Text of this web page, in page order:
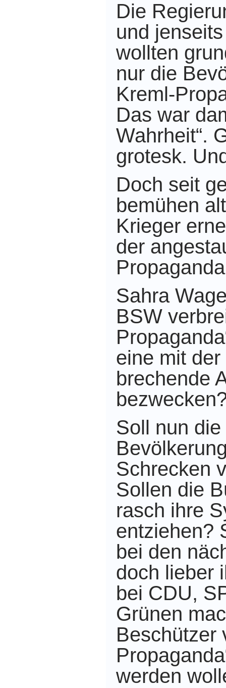
Die
und
wollten
nur die
Kreml-
Das war
Wahrheit“.
grotesk.
Doch seit
bemühen
Krieger
der
Sahra
BSW
eine mit
brechende
Soll nun
Schrecken
Sollen die
rasch ihre
entziehen?
bei den
doch lieber
bei CDU,
Grünen
Beschützer
werden